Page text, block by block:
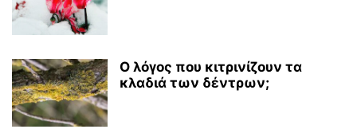
Ο λόγος που κιτρινίζουν τα
κλαδιά των δέντρων;